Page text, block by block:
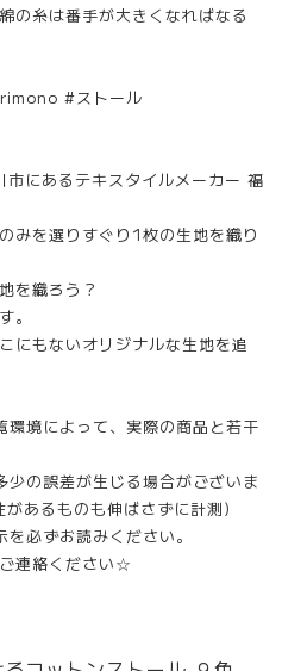
の糸は番手が大きくなればなる
#ストール
にあるテキスタイルメーカー 福
みを選りすぐり1枚の生地を織り
を織ろう？
。
にもないオリジナルな生地を追
境によって、実際の商品と若干
の誤差が生じる場合がございま
あるものも伸ばさずに計測)
必ずお読みください。
連絡ください☆